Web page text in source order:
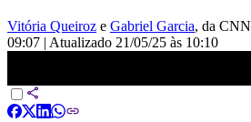
Vitória Queiroz e Gabriel Garcia, da CNN
09:07 | Atualizado 21/05/25 às 10:10